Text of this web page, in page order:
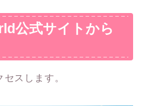
公式サイトから
セスします。